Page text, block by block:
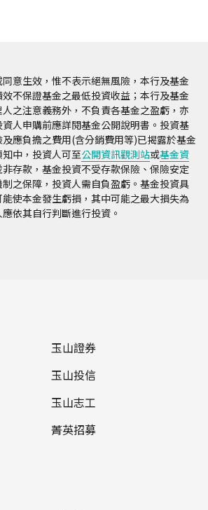
意生效，惟不表示絕無風險，本行及基金
不保證基金之最低投資收益；本行及基金
之注意義務外，不負責各基金之盈虧，亦
人申購前應詳閱基金公開說明書。投資基
應負擔之費用(含分銷費用等)已揭露於基金
中，投資人可至公開資訊觀測站或基金資
存款，基金投資不受存款保險、保險安定
之保障，投資人需自負盈虧。基金投資具
使本金發生虧損，其中可能之最大損失為
依其自行判斷進行投資。
玉山證券
玉山投信
玉山志工
菁英招募